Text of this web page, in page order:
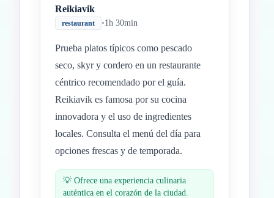
Reikiavik
restaurant •1h 30min
Prueba platos típicos como pescado
seco, skyr y cordero en un restaurante
céntrico recomendado por el guía.
Reikiavik es famosa por su cocina
innovadora y el uso de ingredientes
locales. Consulta el menú del día para
opciones frescas y de temporada.
💡 Ofrece una experiencia culinaria
auténtica en el corazón de la ciudad.